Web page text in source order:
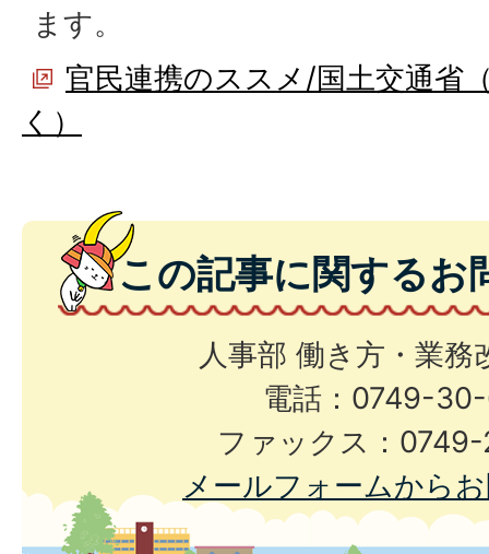
ます。
官民連携のススメ/国土交通省
く）
この記事に関するお
人事部 働き方・業務
電話：0749-
ファックス：
メールフォームから